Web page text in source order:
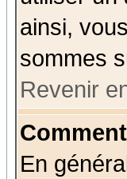
ainsi,
sommes
Revenir
En